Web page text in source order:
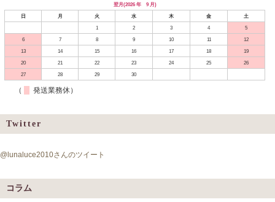
翌月(2026 年 9 月)
日
月 火 水 木 金
土
1
2 3 4
5
6
7 8 9 10 11
12
13
14 15 16 17 18
19
20
21 22 23 24 25
26
27
28 29 30
（ 発送業務休）
Twitter
@lunaluce2010さんのツイート
コラム